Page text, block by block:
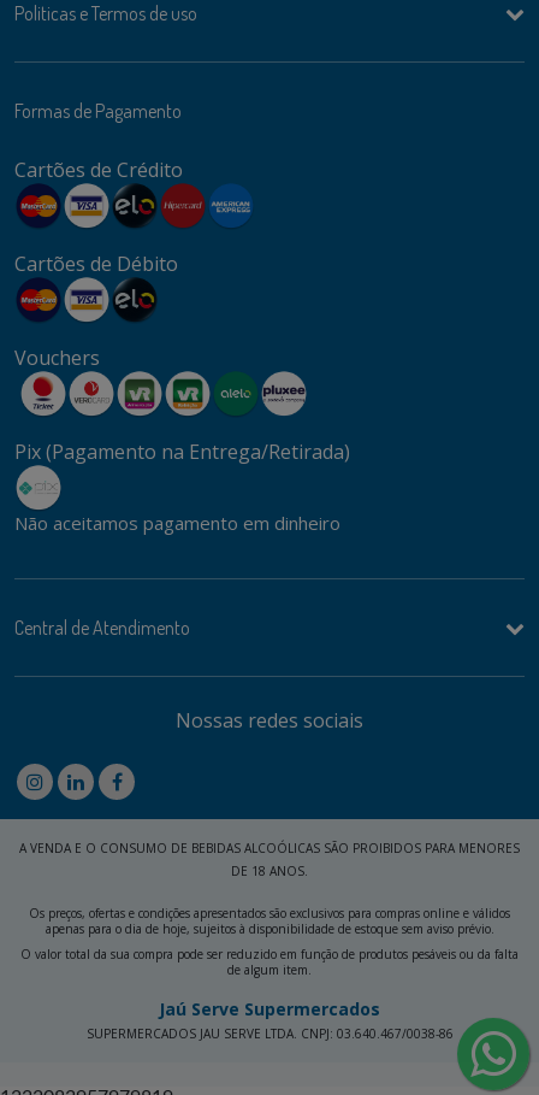
Politicas e Termos de uso
Formas de Pagamento
Cartões de Crédito
Cartões de Débito
Vouchers
Pix (Pagamento na Entrega/Retirada)
Não aceitamos pagamento em dinheiro
Central de Atendimento
Nossas redes sociais
A VENDA E O CONSUMO DE BEBIDAS ALCOÓLICAS SÃO PROIBIDOS PARA MENORES
DE 18 ANOS.
Os preços, ofertas e condições apresentados são exclusivos para compras online e válidos
apenas para o dia de hoje, sujeitos à disponibilidade de estoque sem aviso prévio.
O valor total da sua compra pode ser reduzido em função de produtos pesáveis ou da falta
de algum item.
Jaú Serve Supermercados
SUPERMERCADOS JAU SERVE LTDA. CNPJ: 03.640.467/0038-86